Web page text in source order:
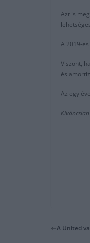
Azt is
A 2019-
Viszont,
és
Az egy
A United